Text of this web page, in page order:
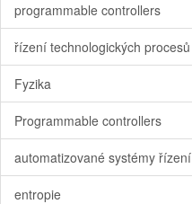
programmable controllers
řízení technologických procesů
Fyzika
Programmable controllers
automatizované systémy řízení
entropie